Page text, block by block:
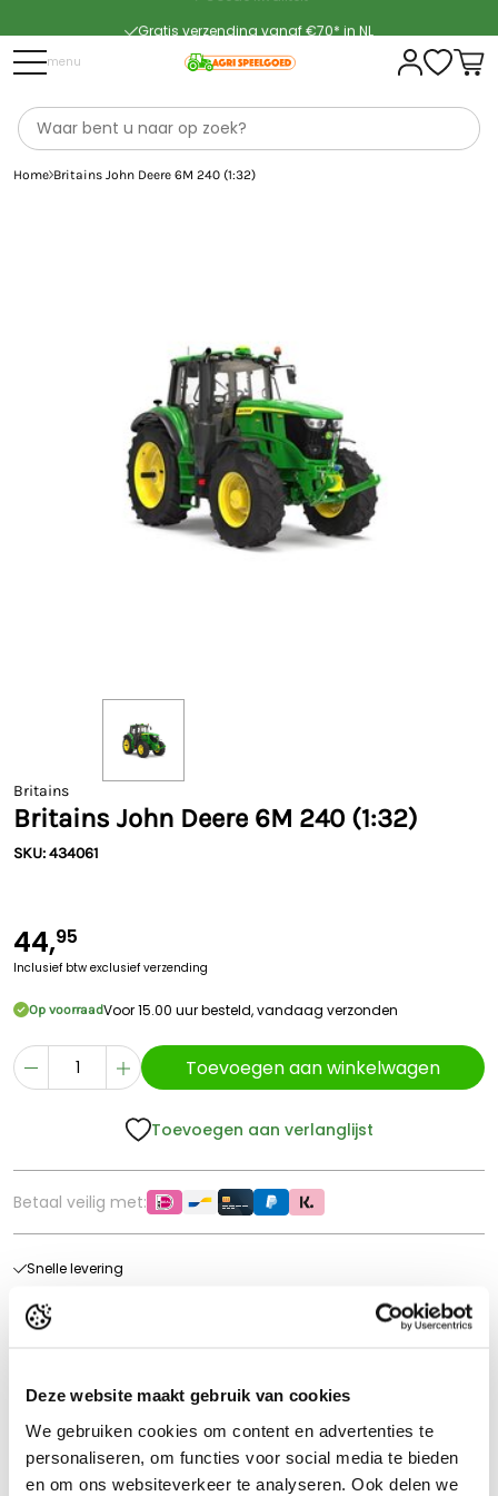
Deze website maakt gebruik van cookies
We gebruiken cookies om content en advertenties te
personaliseren, om functies voor social media te bieden
en om ons websiteverkeer te analyseren. Ook delen we
Snelle levering
menu
Home Britains John Deere 6M 240 (1:32)
Britains
Britains John Deere 6M 240 (1:32)
SKU: 434061
44,95
Inclusief btw exclusief verzending
Op voorraadVoor 15.00 uur besteld, vandaag verzonden
Toevoegen aan winkelwagen
Toevoegen aan verlanglijst
Betaal veilig met:
Snelle levering
60 dagen retour
Product beschrijving
DeBritains John Deere 6M 240 op schaal 1:32is een